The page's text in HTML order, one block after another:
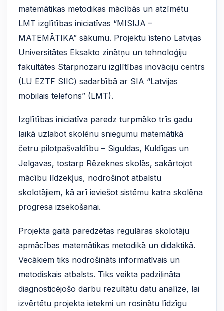
matemātikas metodikas mācībās un atzīmētu
LMT izglītības iniciatīvas “MISIJA –
MATEMĀTIKA” sākumu. Projektu īsteno Latvijas
Universitātes Eksakto zinātņu un tehnoloģiju
fakultātes Starpnozaru izglītības inovāciju centrs
(LU EZTF SIIC) sadarbībā ar SIA “Latvijas
mobilais telefons” (LMT).
Izglītības iniciatīva paredz turpmāko trīs gadu
laikā uzlabot skolēnu sniegumu matemātikā
četru pilotpašvaldību – Siguldas, Kuldīgas un
Jelgavas, tostarp Rēzeknes skolās, sakārtojot
mācību līdzekļus, nodrošinot atbalstu
skolotājiem, kā arī ieviešot sistēmu katra skolēna
progresa izsekošanai.
Projekta gaitā paredzētas regulāras skolotāju
apmācības matemātikas metodikā un didaktikā.
Vecākiem tiks nodrošināts informatīvais un
metodiskais atbalsts. Tiks veikta padziļināta
diagnosticējošo darbu rezultātu datu analīze, lai
izvērtētu projekta ietekmi un rosinātu līdzīgu